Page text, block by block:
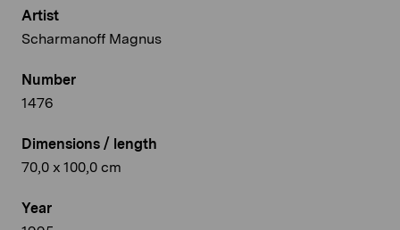
Artist
Scharmanoff Magnus
Number
1476
Dimensions / length
70,0 x 100,0 cm
Year